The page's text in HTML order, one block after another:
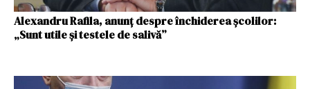
Alexandru Rafila, anunț despre închiderea școlilor:
„Sunt utile şi testele de salivă”